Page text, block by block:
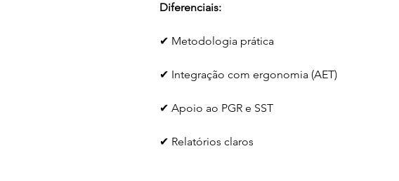
Diferenciais:
✔ Metodologia prática
✔ Integração com ergonomia (AET)
✔ Apoio ao PGR e SST
✔ Relatórios claros